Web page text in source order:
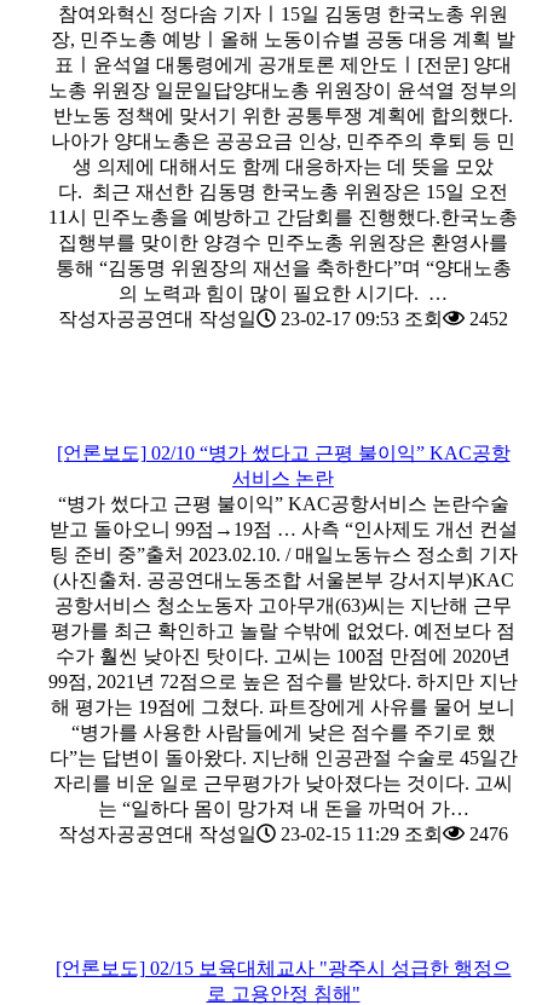
참여와혁신 정다솜 기자ㅣ15일 김동명 한국노총 위원
장, 민주노총 예방ㅣ올해 노동이슈별 공동 대응 계획 발
표ㅣ윤석열 대통령에게 공개토론 제안도ㅣ[전문] 양대
노총 위원장 일문일답양대노총 위원장이 윤석열 정부의
반노동 정책에 맞서기 위한 공통투쟁 계획에 합의했다.
나아가 양대노총은 공공요금 인상, 민주주의 후퇴 등 민
생 의제에 대해서도 함께 대응하자는 데 뜻을 모았
다. 최근 재선한 김동명 한국노총 위원장은 15일 오전
11시 민주노총을 예방하고 간담회를 진행했다.한국노총
집행부를 맞이한 양경수 민주노총 위원장은 환영사를
통해 “김동명 위원장의 재선을 축하한다”며 “양대노총
의 노력과 힘이 많이 필요한 시기다. …
작성자공공연대 작성일 23-02-17 09:53 조회 2452
[언론보도] 02/10 “병가 썼다고 근평 불이익” KAC공항
서비스 논란
“병가 썼다고 근평 불이익” KAC공항서비스 논란수술
받고 돌아오니 99점→19점 … 사측 “인사제도 개선 컨설
팅 준비 중”출처 2023.02.10. / 매일노동뉴스 정소희 기자
(사진출처. 공공연대노동조합 서울본부 강서지부)KAC
공항서비스 청소노동자 고아무개(63)씨는 지난해 근무
평가를 최근 확인하고 놀랄 수밖에 없었다. 예전보다 점
수가 훨씬 낮아진 탓이다. 고씨는 100점 만점에 2020년
99점, 2021년 72점으로 높은 점수를 받았다. 하지만 지난
해 평가는 19점에 그쳤다. 파트장에게 사유를 물어 보니
“병가를 사용한 사람들에게 낮은 점수를 주기로 했
다”는 답변이 돌아왔다. 지난해 인공관절 수술로 45일간
자리를 비운 일로 근무평가가 낮아졌다는 것이다. 고씨
는 “일하다 몸이 망가져 내 돈을 까먹어 가…
작성자공공연대 작성일 23-02-15 11:29 조회 2476
[언론보도] 02/15 보육대체교사 "광주시 성급한 행정으
로 고용안정 침해"